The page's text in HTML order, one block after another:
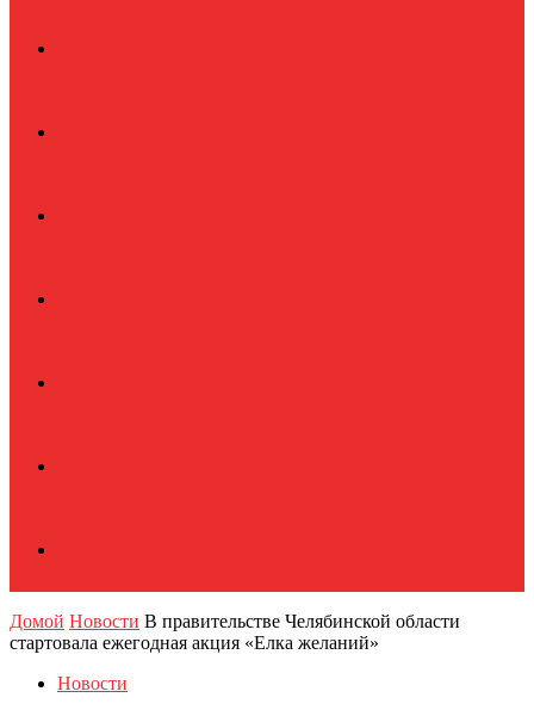
Домой Новости В правительстве Челябинской области
стартовала ежегодная акция «Елка желаний»
Новости